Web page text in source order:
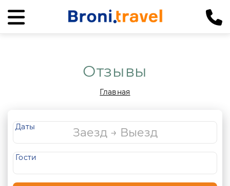
Отзывы
Главная
Даты
Гости